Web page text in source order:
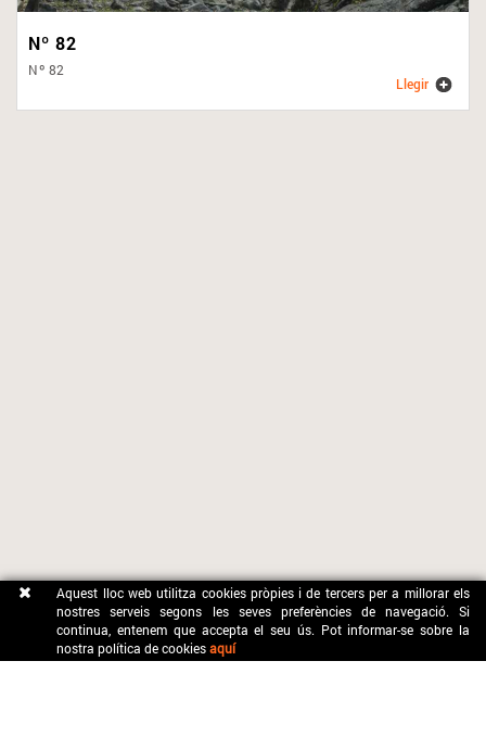
Nº 82
Nº 82
Llegir
Aquest lloc web utilitza cookies pròpies i de tercers per a millorar els
nostres serveis segons les seves preferències de navegació. Si
continua, entenem que accepta el seu ús. Pot informar-se sobre la
nostra política de cookiesaquí